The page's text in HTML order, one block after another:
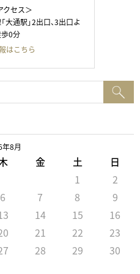
クセス＞
通駅」2出口、3出口よ
0分
はこちら
8月
金 土
日
1
2
6 7 8
9
14 15
16
21 22
23
28 29
30